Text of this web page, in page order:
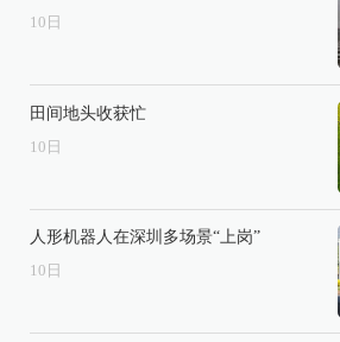
10 日
田间地头收获忙
10 日
人形机器人在深圳多场景“上岗”
10 日